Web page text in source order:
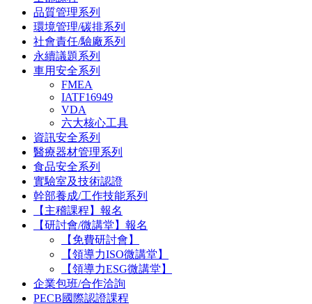
品質管理系列
環境管理/碳排系列
社會責任/驗廠系列
永續議題系列
車用安全系列
FMEA
IATF16949
VDA
六大核心工具
資訊安全系列
醫療器材管理系列
食品安全系列
實驗室及技術認證
幹部養成/工作技能系列
【主稽課程】報名
【研討會/微講堂】報名
【免費研討會】
【領導力ISO微講堂】
【領導力ESG微講堂】
企業包班/合作洽詢
PECB國際認證課程